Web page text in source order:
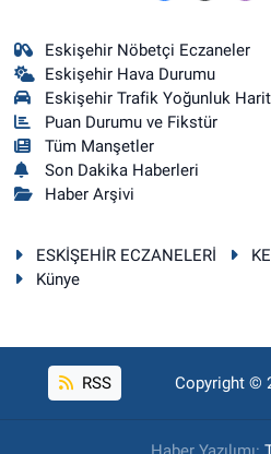
Eskişehir Nöbetçi Eczaneler
Eskişehir Hava Durumu
Eskişehir Trafik Yoğunluk
Puan Durumu ve Fikstür
Tüm Manşetler
Son Dakika Haberleri
Haber Arşivi
ESKİŞEHİR ECZANELERİ
Künye
RSS Copyright ©